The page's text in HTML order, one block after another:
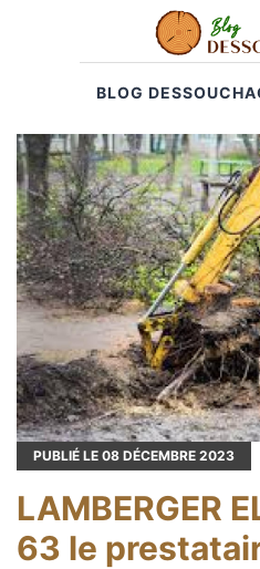
BLOG
PUBLIÉ LE 08 DÉCEMBRE 2023
LAMBERGER
63 le